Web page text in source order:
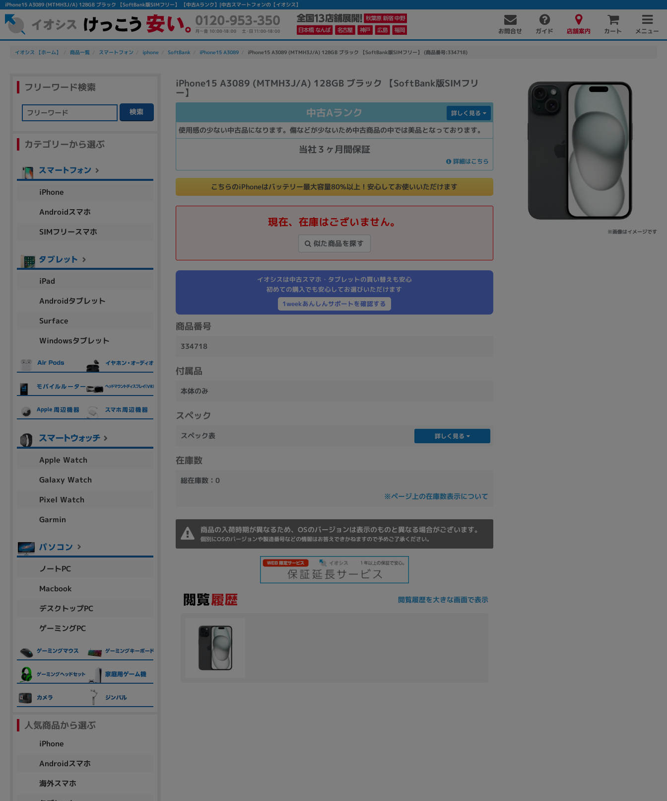
iPhone15 A3089 (MTMH3J/A) 128GB ブラック 【SoftBank版SIMフリー】 【中古Aランク】|中古スマートフォンの【イオシス】
お問合せ ガイド 店舗案内 カート メニュー
イオシス 【ホーム】 商品一覧 スマートフォン iphone SoftBank iPhone15 A3089 iPhone15 A3089 (MTMH3J/A) 128GB ブラック 【SoftBank版SIMフリー】 (商品番号:334718)
iPhone15 A3089 (MTMH3J/A) 128GB ブラック 【SoftBank版SIMフリ
ー】
※画像はイメージです
中古Aランク
使用感の少ない中古品になります。傷などが少ないため中古商品の中では美品となっております。
詳しく見る
当社３ヶ月間保証
詳細はこちら
こちらのiPhoneはバッテリー最大容量80%以上！安心してお使いいただけます
現在、在庫はございません。
似た商品を探す
イオシスは中古スマホ・タブレットの買い替えも安心
初めての購入でも安心してお選びいただけます
1weekあんしんサポートを確認する
商品番号
334718
付属品
本体のみ
スペック
スペック表 詳しく見る
在庫数
総在庫数：0
※ページ上の在庫数表示について
商品の入荷時期が異なるため、OSのバージョンは表示のものと異なる場合がございます。
個別にOSのバージョンや製造番号などの情報はお答えできかねますので予めご了承ください。
閲覧履歴を大きな画面で表示
フリーワード検索
検索
カテゴリーから選ぶ
iPhone
Androidスマホ
SIMフリースマホ
iPad
Androidタブレット
Surface
Windowsタブレット
Apple Watch
Galaxy Watch
Pixel Watch
Garmin
ノートPC
Macbook
デスクトップPC
ゲーミングPC
人気商品から選ぶ
iPhone
Androidスマホ
海外スマホ
除外ワード
人気の検索ワード：Let's note EliteBook
カテゴリー
商品ジャンルの絞り込み
ノートPC デスクPC
商品シリーズ名・ブランド名の絞り込み。
aspire Inspiron
メーカー
Apple SONY
Asus HP
商品の搭載機能による絞り込み
Webカメラ内蔵
ドライブ
ランク
商品状態の絞り込み
新品/未使用 中古 新品 Aランク Bランク Ryzen 7
MacOS ChromeOS その他
~
容量
~
モニタサイズ
~
円 ～
各項目のチェックボックスは「or検索」となります。